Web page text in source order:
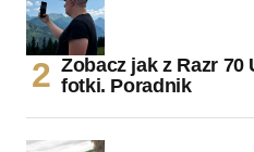
Zobacz jak z Razr
fotki. Poradnik